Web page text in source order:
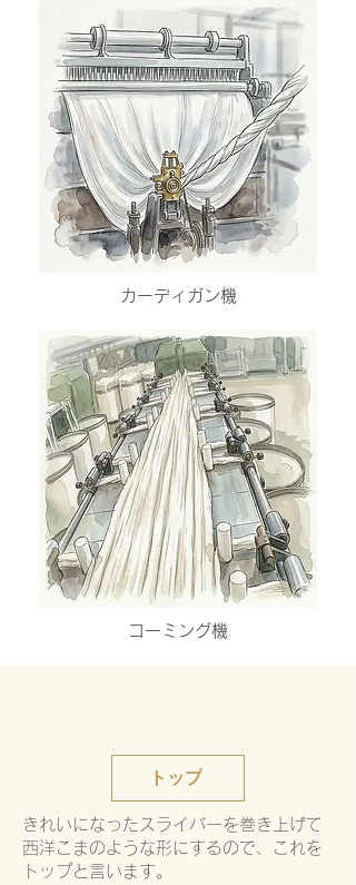
カーディガン機
コーミング機
トップ
きれいになったスライバーを巻き上げて
西洋こまのような形にするので、これを
トップと言います。